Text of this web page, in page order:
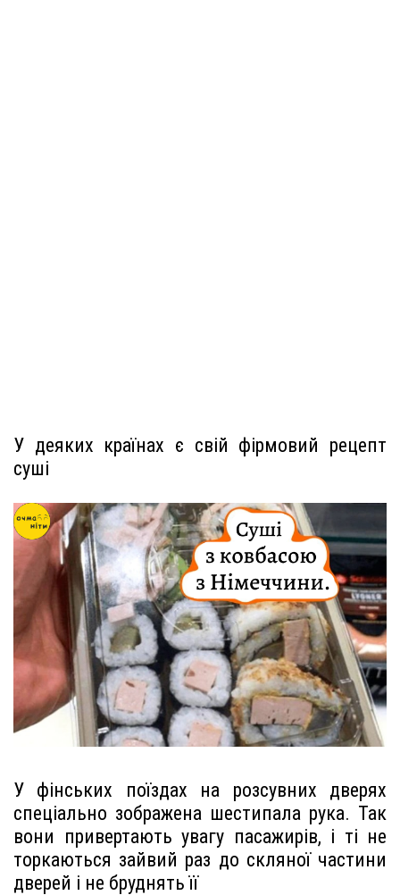
У деяких країнах є свій фірмовий рецепт
суші
У фінських поїздах на розсувних дверях
спеціально зображена шестипала рука. Так
вони привертають увагу пасажирів, і ті не
торкаються зайвий раз до скляної частини
дверей і не бруднять її